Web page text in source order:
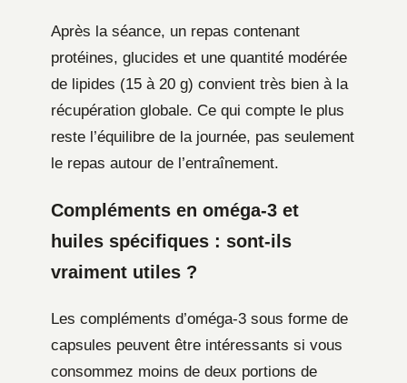
Après la séance, un repas contenant
protéines, glucides et une quantité modérée
de lipides (15 à 20 g) convient très bien à la
récupération globale. Ce qui compte le plus
reste l’équilibre de la journée, pas seulement
le repas autour de l’entraînement.
Compléments en oméga-3 et
huiles spécifiques : sont-ils
vraiment utiles ?
Les compléments d’oméga-3 sous forme de
capsules peuvent être intéressants si vous
consommez moins de deux portions de